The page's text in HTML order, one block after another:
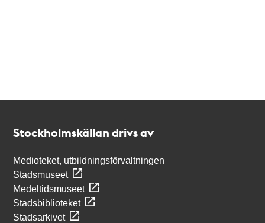
Stockholmskällan drivs av
Medioteket, utbildningsförvaltningen
Stadsmuseet
Medeltidsmuseet
Stadsbiblioteket
Stadsarkivet